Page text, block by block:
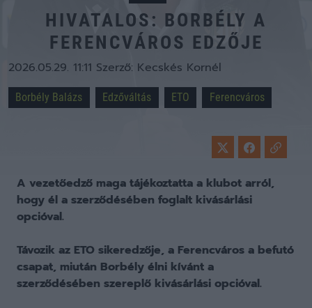
HIVATALOS: BORBÉLY A
FERENCVÁROS EDZŐJE
2026.05.29. 11:11 Szerző: Kecskés Kornél
Borbély Balázs Edzőváltás ETO Ferencváros
A vezetőedző maga tájékoztatta a klubot arról,
hogy él a szerződésében foglalt kivásárlási
opcióval.
Távozik az ETO sikeredzője, a Ferencváros a befutó
csapat, miután Borbély élni kívánt a
szerződésében szereplő kivásárlási opcióval.